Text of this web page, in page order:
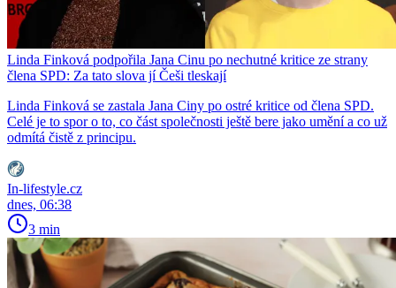
Linda Finková podpořila Jana Cinu po nechutné kritice ze strany
člena SPD: Za tato slova jí Češi tleskají
Linda Finková se zastala Jana Ciny po ostré kritice od člena SPD.
Celé je to spor o to, co část společnosti ještě bere jako umění a co už
odmítá čistě z principu.
In-lifestyle.cz
dnes, 06:38
3 min